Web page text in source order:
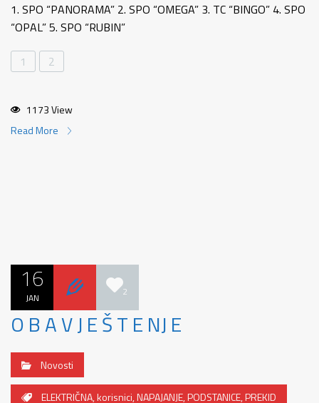
1. SPO “PANORAMA” 2. SPO “OMEGA” 3. TC “BINGO” 4. SPO
“OPAL” 5. SPO “RUBIN”
1
2
1173 View
Read More
16
JAN 2
O B A V J E Š T E NJ E
Novosti
ELEKTRIČNA,korisnici,NAPAJANJE,PODSTANICE,PREKID